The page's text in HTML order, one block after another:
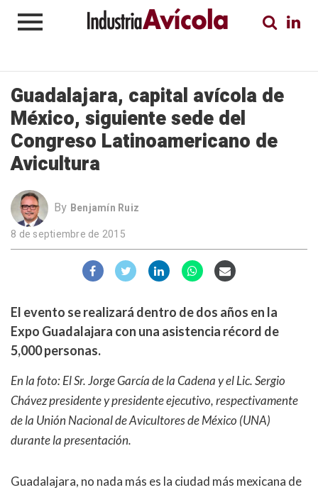
Guadalajara, capital avícola de
México, siguiente sede del
Congreso Latinoamericano de
Avicultura
By Benjamín Ruiz
8 de septiembre de 2015
El evento se realizará dentro de dos años en la
Expo Guadalajara con una asistencia récord de
5,000 personas.
En la foto: El Sr. Jorge García de la Cadena y el Lic. Sergio
Chávez presidente y presidente ejecutivo, respectivamente
de la Unión Nacional de Avicultores de México (UNA)
durante la presentación.
Guadalajara, no nada más es la ciudad más mexicana de